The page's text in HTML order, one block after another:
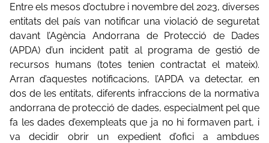
Entre els mesos d’octubre i novembre del 2023, diverses
entitats del país van notificar una violació de seguretat
davant l’Agència Andorrana de Protecció de Dades
(APDA) d’un incident patit al programa de gestió de
recursos humans (totes tenien contractat el mateix).
Arran d’aquestes notificacions, l’APDA va detectar, en
dos de les entitats, diferents infraccions de la normativa
andorrana de protecció de dades, especialment pel que
fa les dades d’exempleats que ja no hi formaven part, i
va decidir obrir un expedient d’ofici a ambdues